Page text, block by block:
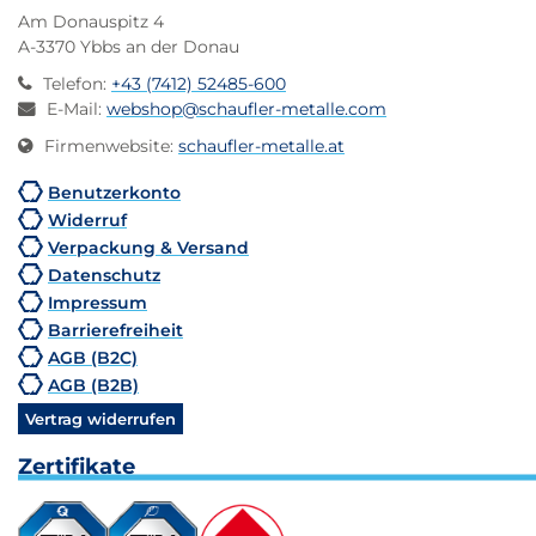
Am Donauspitz 4
A-3370 Ybbs an der Donau
Telefon: +43 (7412) 52485-600
E-Mail: webshop@schaufler-metalle.com
Firmenwebsite: schaufler-metalle.at
Benutzerkonto
Widerruf
Verpackung & Versand
Datenschutz
Impressum
Barrierefreiheit
AGB (B2C)
AGB (B2B)
Vertrag widerrufen
Zertifikate